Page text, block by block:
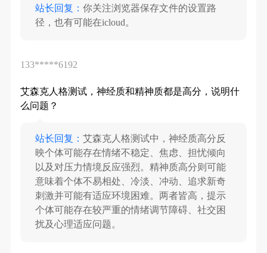
站长回复：你关注浏览器保存文件的设置路
径，也有可能在icloud。
133*****6192
艾森克人格测试，神经质和精神质都是高分，说明什
么问题？
站长回复：艾森克人格测试中，神经质高分反
映个体可能存在情绪不稳定、焦虑、担忧倾向
以及对压力情境反应强烈。精神质高分则可能
意味着个体不易相处、冷淡、冲动、追求新奇
刺激并可能有适应环境困难。两者皆高，提示
个体可能存在较严重的情绪调节障碍、社交困
扰及心理适应问题。